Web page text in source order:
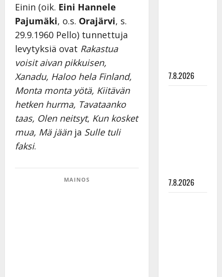
Einin (oik. Eini Hannele
Pajumäki, o.s. Orajärvi, s.
29.9.1960 Pello) tunnettuja
levytyksiä ovat Rakastua
voisit aivan pikkuisen,
Xanadu, Haloo hela Finland,
Monta monta yötä, Kiitävän
hetken hurma, Tavataanko
taas, Olen neitsyt, Kun kosket
mua, Mä jäänja Sulle tuli
faksi.
MAINOS
7.8.2026
7.8.2026